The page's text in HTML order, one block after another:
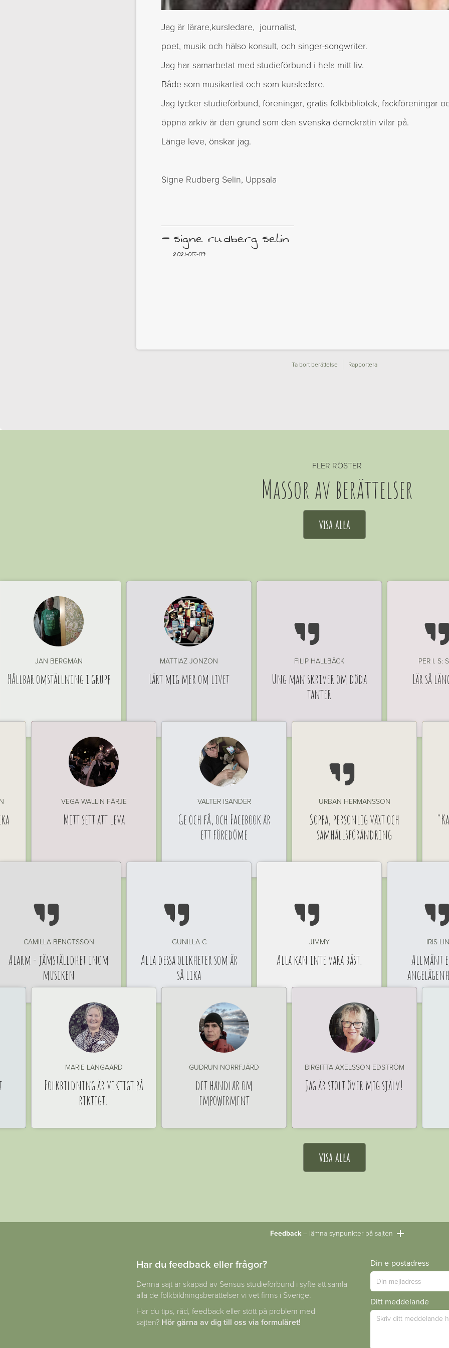
Jag är lärare,kursledare, journalist,
poet, musik och hälso konsult, och singer-songwriter.
Jag har samarbetat med studieförbund i hela mitt liv.
Både som musikartist och som kursledare.
Jag tycker studieförbund, föreningar, gratis folkbibliotek, fackföreningar
öppna arkiv är den grund som den svenska demokratin vilar på.
Länge leve, önskar jag.
Signe Rudberg Selin, Uppsala
–signe rudberg selin
2021-05-09
Ta bort berättelse Rapportera
FLER RÖSTER
Massor av berättelser
visa alla
JAN BERGMAN
Hållbar omställning i grupp
MATTIAZ JONZON
Lärt mig mer om livet

FILIP HALLBÄCK
Ung man skriver om döda
tanter

PER I. S:
Lär så
VEGA WALLIN FÄRJE
Mitt sett att leva
VALTER ISANDER
Ge och få, och Facebook är
ett föredöme

URBAN HERMANSSON
Soppa, personlig växt och
samhällsförändring

CAMILLA BENGTSSON
Alarm - jämställdhet inom
musiken

GUNILLA C
Alla dessa olikheter som är
så lika

JIMMY
Alla kan inte vara bäst.

IRIS
Allmänt
MARIE LANGAARD
Folkbildning är viktigt på
riktigt!
GUDRUN NORRFJÄRD
det handlar om
empowerment
BIRGITTA AXELSSON EDSTRÖM
Jag är stolt över mig själv!
visa alla
Feedback– lämna synpunkter på sajten
Har du feedback eller frågor?
Denna sajt är skapad av Sensus studieförbund i syfte att samla
alla de folkbildningsberättelser vi vet finns i Sverige.
Har du tips, råd, feedback eller stött på problem med
sajten? Hör gärna av dig till oss via formuläret!
Din e-postadress
Ditt meddelande